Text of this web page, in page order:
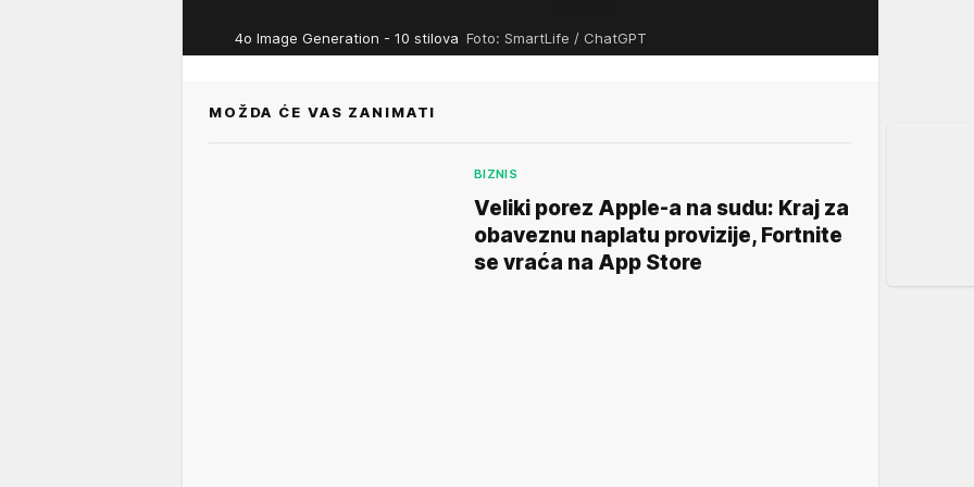
4o Image Generation - 10 stilova Foto: SmartLife / ChatGPT
MOŽDA ĆE VAS ZANIMATI
BIZNIS
Veliki porez Apple-a na sudu: Kraj za
obaveznu naplatu provizije, Fortnite
se vraća na App Store